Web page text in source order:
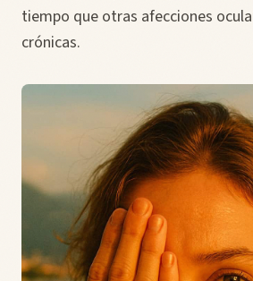
tiempo que otras afecciones
crónicas.